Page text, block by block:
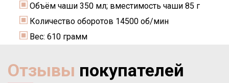
Объём чаши 350 мл; вместимость чаши 85 г
Количество оборотов 14500 об/мин
Вес: 610 грамм
Отзывы покупателей